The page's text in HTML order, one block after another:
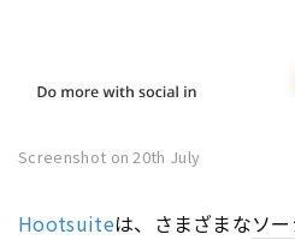
Screenshot on 20th July
Hootsuiteは、さまざまなソ